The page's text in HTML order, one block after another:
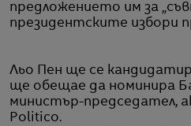
предложението им за
президентските избори
Льо Пен ще се
ще обещае да номинира
министър-председател,
Politico.